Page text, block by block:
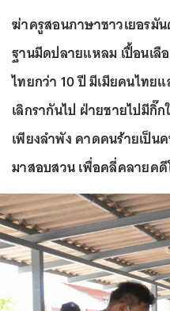
ฆ่าครูสอนภาษาชาวเยอรมั
ฐานมีดปลายแหลม เปื้อนเลื
ไทยกว่า 10 ปี มีเมียคนไทย
เลิกรากันไป ฝ่ายชายไปมีกิ๊
เพียงลำพัง คาดคนร้ายเป็น
มาสอบสวน เพื่อคลี่คลายค